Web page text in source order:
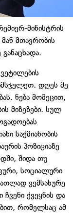
მინისტრის
მან მთავრობის
დღეს მე
ნება მომეცით,
მიზეზები. სულ
საქმიანობის
პოზიციაზე
შიდა თუ
სოციალური
ვემსახურე
ჩვენი ქვეყნის და
რომელსაც ამ